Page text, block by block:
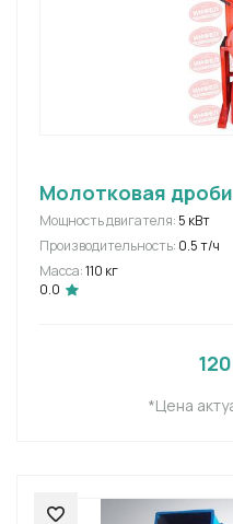
Молотковая
Мощность двигателя: 5 кВт
Производительность: 0.5 т/ч
Масса:110 кг
0.0
*Цена